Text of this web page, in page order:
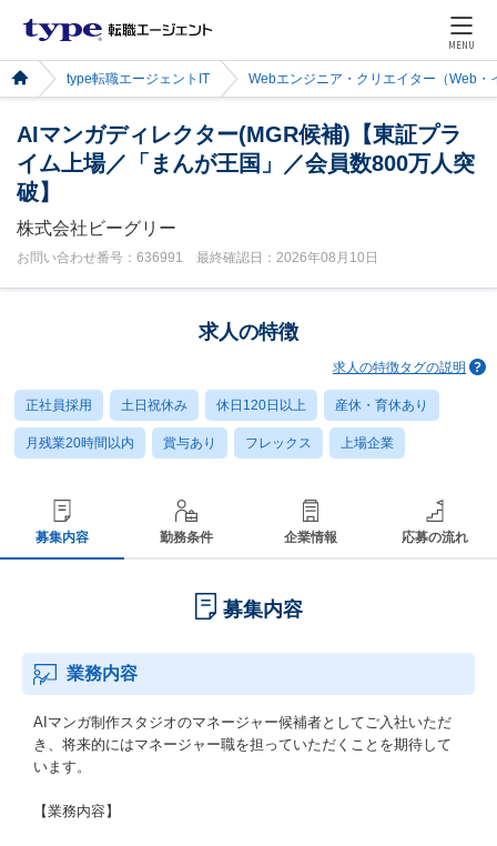
MENU
type転職エージェントIT Webエンジニア・クリエイター（Web・
AIマンガディレクター(MGR候補)【東証プラ
イム上場／「まんが王国」／会員数800万人突
破】
株式会社ビーグリー
お問い合わせ番号：636991 最終確認日：2026年08月10日
求人の特徴
求人の特徴タグの説明
正社員採用 土日祝休み 休日120日以上 産休・育休あり
月残業20時間以内 賞与あり フレックス 上場企業
募集内容 勤務条件 企業情報 応募の流れ
募集内容
業務内容
AIマンガ制作スタジオのマネージャー候補者としてご入社いただ
き、将来的にはマネージャー職を担っていただくことを期待して
います。
【業務内容】